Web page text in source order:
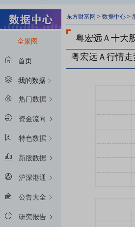
全景图
首页
我的数据
热门数据
资金流向
特色数据
新股数据
沪深港通
公告大全
研究报告
东方财富网 > 数据中心 >
粤宏远Ａ十大
粤宏远Ａ行情走